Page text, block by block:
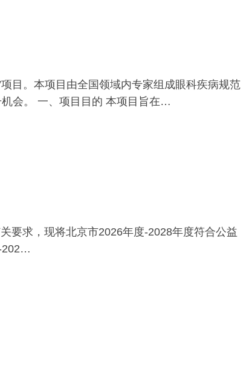
目。本项目由全国领域内专家组成眼科疾病规范
会。 一、项目目的 本项目旨在…
要求，现将北京市2026年度-2028年度符合公益
202…